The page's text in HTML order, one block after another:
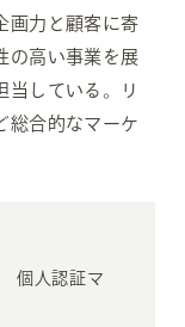
画力と顧客に寄
の高い事業を展
当している。リ
総合的なマーケ
個人認証マ